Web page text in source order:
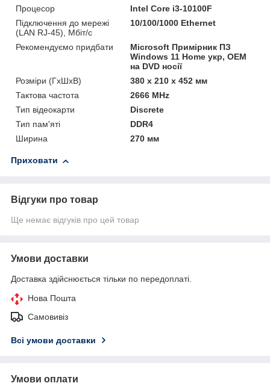
Процесор
Intel Core i3-10100F
Підключення до мережі
(LAN RJ-45), Мбіт/с
10/100/1000 Ethernet
Рекомендуємо придбати
Microsoft Примірник ПЗ
Windows 11 Home укр, ОЕМ
на DVD носії
Розміри (ГxШxВ)
380 x 210 x 452 мм
Тактова частота
2666 MHz
Тип відеокарти
Discrete
Тип пам'яті
DDR4
Ширина
270 мм
Приховати
Відгуки про товар
Ще немає відгуків про цей товар
Умови доставки
Доставка здійснюється тільки по передоплаті.
Нова Пошта
Самовивіз
Всі умови доставки
Умови оплати